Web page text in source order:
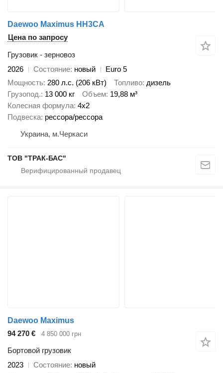
Daewoo Maximus HH3CA
Цена по запросу
Грузовик - зерновоз
2026
Состояние новый
Euro 5
Мощность 280 л.с. (206 кВт) Топливо дизель
Грузопод. 13 000 кг Объем 19,88 м³
Колесная формула 4x2
Подвеска рессора/рессора
Украина, м.Черкаси
ТОВ "ТРАК-БАС"
Daewoo Maximus
94 270 €
4 850 000 грн
Бортовой грузовик
2023
Состояние новый